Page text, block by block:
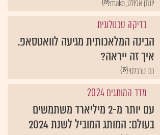
הבינה המלאכותית מגיעה לוואטסאפ.
איך זה ייראה?
נבו טרבלסי
עם יותר מ-2 מיליארד משתמשים
בעולם: המותג המוביל לשנת 2024
נבו טרבלסי